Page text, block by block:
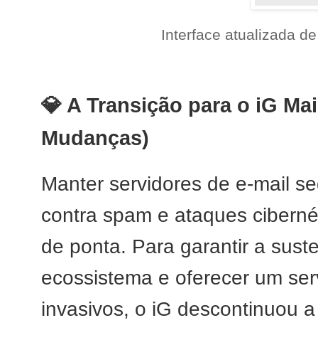
Interface atualizada
💎 A Transição para o iG
Mudanças)
Manter servidores de e-mail
contra spam e ataques
de ponta. Para garantir a
ecossistema e oferecer um
invasivos, o iG descontinuou